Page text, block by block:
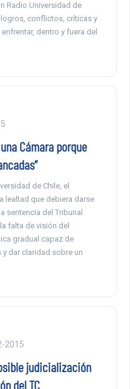
Radio Universidad de
logros, conflictos, críticas y
dentro y fuera del
Cámara porque
de Chile, el
lealtad que debiera darse
sentencia del Tribunal
falta de visión del
gradual capaz de
dar claridad sobre un
2015
judicialización
del TC